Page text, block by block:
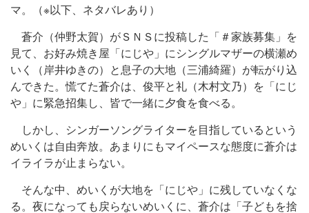
マ。（※以下、ネタバレあり）
蒼介（仲野太賀）がＳＮＳに投稿した「＃家族募集」を
見て、お好み焼き屋「にじや」にシングルマザーの横瀬め
いく（岸井ゆきの）と息子の大地（三浦綺羅）が転がり込
んできた。慌てた蒼介は、俊平と礼（木村文乃）を「にじ
や」に緊急招集し、皆で一緒に夕食を食べる。
しかし、シンガーソングライターを目指しているという
めいくは自由奔放。あまりにもマイペースな態度に蒼介は
イライラが止まらない。
そんな中、めいくが大地を「にじや」に残していなくな
る。夜になっても戻らないめいくに、蒼介は「子どもを捨